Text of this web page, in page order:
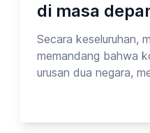
di masa
Secara keseluruhan,
memandang bahwa
urusan dua negara,
pada bagaimana